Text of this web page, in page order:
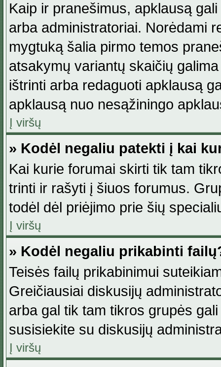
Kaip ir pranešimus, apklausą
arba administratoriai. Norėdami
mygtuką šalia pirmo temos
atsakymų variantų skaičių
ištrinti arba redaguoti apklausą
apklausą nuo nesąžiningo
Į viršų
» Kodėl negaliu patekti į kai
Kai kurie forumai skirti tik tam
trinti ir rašyti į šiuos forumus.
todėl dėl priėjimo prie šių
Į viršų
» Kodėl negaliu prikabinti
Teisės failų prikabinimui
Greičiausiai diskusijų
arba gal tik tam tikros grupės
susisiekite su diskusijų
Į viršų